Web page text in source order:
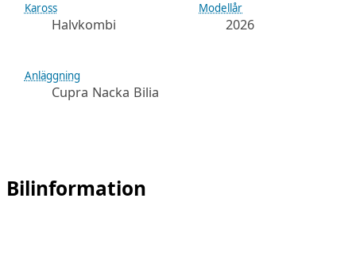
Kaross
Halvkombi
Modellår
2026
Anläggning
Cupra Nacka Bilia
Bilinformation